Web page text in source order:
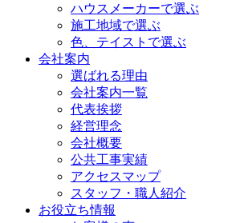
ハウスメーカーで選ぶ
施工地域で選ぶ
色、テイストで選ぶ
会社案内
選ばれる理由
会社案内一覧
代表挨拶
経営理念
会社概要
公共工事実績
アクセスマップ
スタッフ・職人紹介
お役立ち情報